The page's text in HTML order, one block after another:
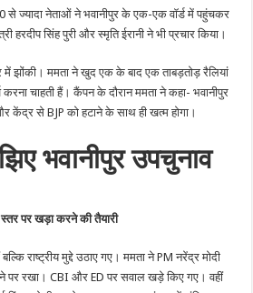
ज्यादा नेताओं ने भवानीपुर के एक-एक वॉर्ड में पहुंचकर
हरदीप सिंह पुरी और स्मृति ईरानी ने भी प्रचार किया।
में झोंकी। ममता ने खुद एक के बाद एक ताबड़तोड़ रैलियां
करना चाहती हैं। कैंपन के दौरान ममता ने कहा- भवानीपुर
केंद्र से BJP को हटाने के साथ ही खत्म होगा।
भवानीपुर उपचुनाव
पर खड़ा करने की तैयारी
राष्ट्रीय मुद्दे उठाए गए। ममता ने PM नरेंद्र मोदी
पर रखा। CBI और ED पर सवाल खड़े किए गए। वहीं